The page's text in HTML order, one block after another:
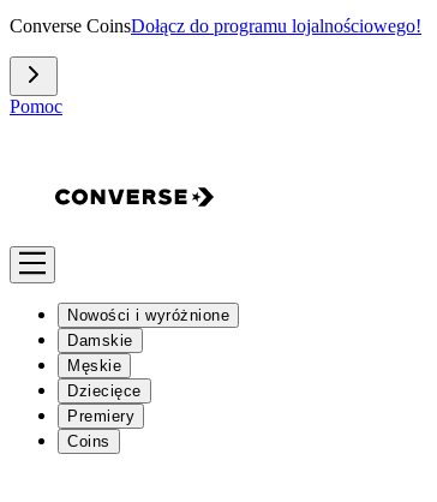
Converse CoinsDołącz do programu lojalnościowego!
Pomoc
Nowości i wyróżnione
Damskie
Męskie
Dziecięce
Premiery
Coins